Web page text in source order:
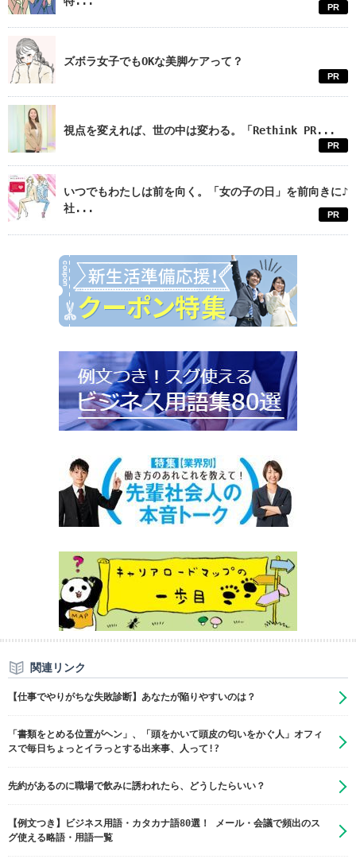
PR
ズボラ女子でもOKな美脚ケアって？
PR
視点を変えれば、世の中は変わる。「Rethink PR...
PR
いつでもわたしは前を向く。「女の子の日」を前向きに♪
社...
PR
関連リンク
【仕事でやりがちな失敗診断】あなたが陥りやすいのは？
「書類をとめる位置がヘン」、「頭をかいて頭皮の匂いをかぐ人」オフィ
スで毎日ちょっとイラっとする出来事、人って!?
先約があるのに職場で飲みに誘われたら、どうしたらいい？
【例文つき】ビジネス用語・カタカナ語80選！ メール・会議で頻出のス
グ使える略語・用語一覧